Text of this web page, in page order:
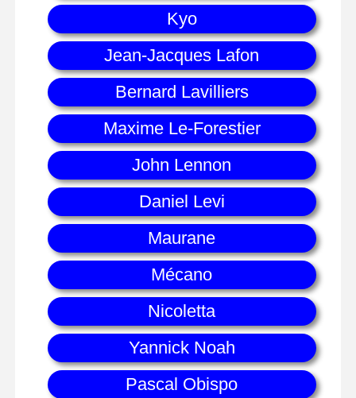
Kyo
Jean-Jacques Lafon
Bernard Lavilliers
Maxime Le-Forestier
John Lennon
Daniel Levi
Maurane
Mécano
Nicoletta
Yannick Noah
Pascal Obispo